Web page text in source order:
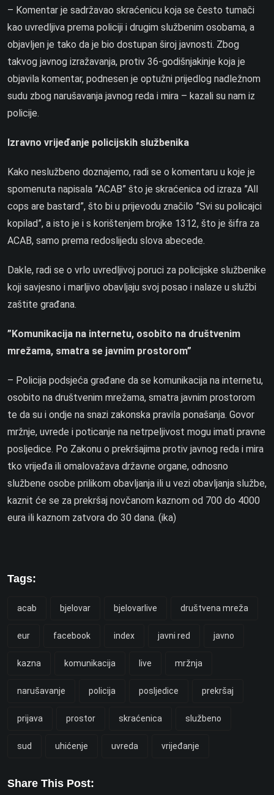
– Komentar je sadržavao skraćenicu koja se često tumači
kao uvredljiva prema policiji i drugim službenim osobama, a
objavljen je tako da je bio dostupan široj javnosti. Zbog
takvog javnog izražavanja, protiv 36-godišnjakinje koja je
objavila komentar, podnesen je optužni prijedlog nadležnom
sudu zbog narušavanja javnog reda i mira – kazali su nam iz
policije.
Izravno vrijeđanje policijskih službenika
Kako neslužbeno doznajemo, radi se o komentaru u koje je
spomenuta napisala ”ACAB” što je skraćenica od izraza ”All
cops are bastard”, što bi u prijevodu značilo ”Svi su policajci
kopilad”, a isto je i s korištenjem brojke 1312, što je šifra za
ACAB, samo prema redoslijedu slova abecede.
Dakle, radi se o vrlo uvredljivoj poruci za policijske službenike
koji savjesno i marljivo obavljaju svoj posao i nalaze u službi
zaštite građana.
”Komunikacija na internetu, osobito na društvenim
mrežama, smatra se javnim prostorom”
– Policija podsjeća građane da se komunikacija na internetu,
osobito na društvenim mrežama, smatra javnim prostorom
te da su i ondje na snazi zakonska pravila ponašanja. Govor
mržnje, uvrede i poticanje na netrpeljivost mogu imati pravne
posljedice. Po Zakonu o prekršajima protiv javnog reda i mira
tko vrijeđa ili omalovažava državne organe, odnosno
službene osobe prilikom obavljanja ili u vezi obavljanja službe,
kaznit će se za prekršaj novčanom kaznom od 700 do 4000
eura ili kaznom zatvora do 30 dana. (ika)
Tags:
acab bjelovar bjelovarlive društvena mreža
eur facebook index javni red javno
kazna komunikacija live mržnja
narušavanje policija posljedice prekršaj
prijava prostor skraćenica službeno
sud uhićenje uvreda vrijeđanje
Share This Post: